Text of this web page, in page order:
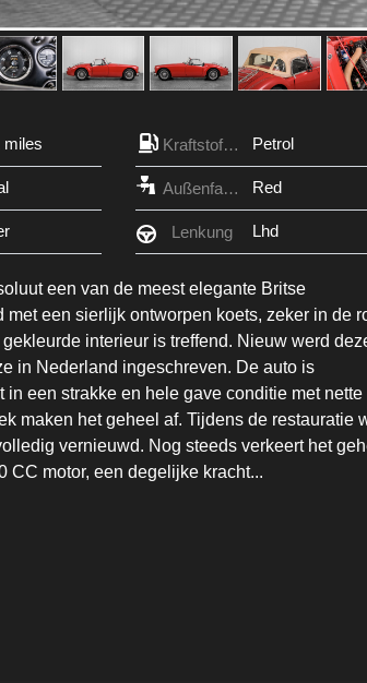
miles Kraftstofftyp Petrol
Außenfarbe Red
Lenkung Lhd
een van de meest elegante Britse
een sierlijk ontworpen koets, zeker in de
interieur is treffend. Nieuw werd
in Nederland ingeschreven. De auto is
een strakke en hele gave conditie met nette
maken het geheel af. Tijdens de restauratie
vernieuwd. Nog steeds verkeert het
CC motor, een degelijke kracht...